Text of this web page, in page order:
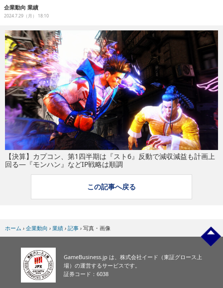
産業政策
連載
イベント/セミナー
eスポーツ
企業動向 業績
2024.7.29（月） 18:10
【決算】カプコン、第1四半期は『スト6』反動で減収減益も計画上
回る―『モンハン』などIP戦略は順調
この記事へ戻る
ホーム › 企業動向 › 業績 › 記事 › 写真・画像
GameBusiness.jp は、株式会社イード（東証グロース上
場）の運営するサービスです。
証券コード：6038